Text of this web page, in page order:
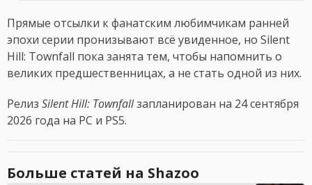
Прямые отсылки к фанатским любимчикам ранней
эпохи серии пронизывают всё увиденное, но Silent
Hill: Townfall пока занята тем, чтобы напомнить о
великих предшественницах, а не стать одной из них.
Релиз Silent Hill: Townfallзапланирован на 24 сентября
2026 года на PC и PS5.
Больше статей на Shazoo